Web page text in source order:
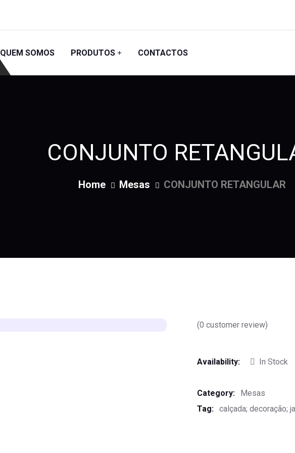
QUEM SOMOS PRODUTOS CONTACTOS
CONJUNTO
Home Mesas CONJUNTO RETANGULAR
(0 customer review)
Availability: In Stock
Category:
Mesas
Tag: calçada; decoração;